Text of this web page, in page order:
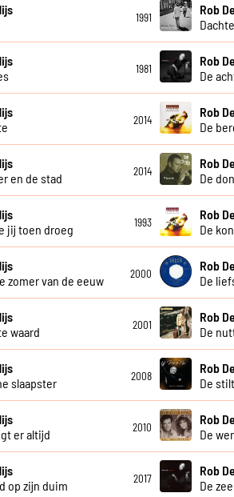
1991
Rob
1981
Rob
De
2014
Rob
De
en de stad
2014
Rob
De
jij toen droeg
1993
Rob
De
zomer van de eeuw
2000
Rob
De
waard
2001
Rob
De
slaapster
2008
Rob
De
er altijd
2010
Rob
De
op zijn duim
2017
Rob
De zee